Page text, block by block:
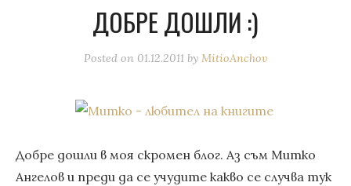
ДОБРЕ ДОШЛИ :)
Posted on 01.12.2011 by MitioAnchov
Добре дошли в моя скромен блог. Аз съм Митко
Ангелов и преди да се учудите какво се случва тук